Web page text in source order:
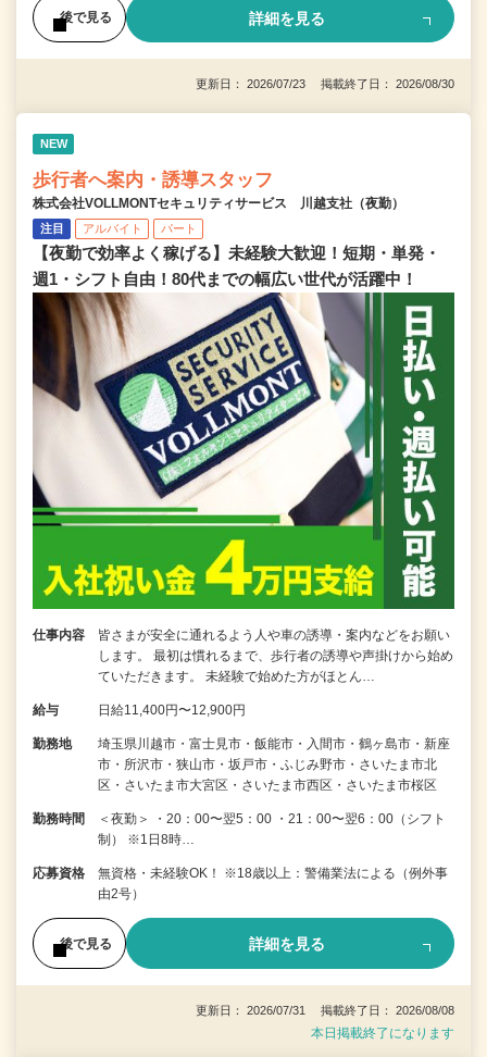
後で見る 詳細を見る
更新日： 2026/07/23 掲載終了日： 2026/08/30
NEW
歩行者へ案内・誘導スタッフ
株式会社VOLLMONTセキュリティサービス 川越支社（夜勤）
注目 アルバイト パート
【夜勤で効率よく稼げる】未経験大歓迎！短期・単発・
週1・シフト自由！80代までの幅広い世代が活躍中！
仕事内容
皆さまが安全に通れるよう人や車の誘導・案内などをお願い
します。 最初は慣れるまで、歩行者の誘導や声掛けから始め
ていただきます。 未経験で始めた方がほとん…
給与 日給11,400円〜12,900円
勤務地
埼玉県川越市・富士見市・飯能市・入間市・鶴ヶ島市・新座
市・所沢市・狭山市・坂戸市・ふじみ野市・さいたま市北
区・さいたま市大宮区・さいたま市西区・さいたま市桜区
勤務時間
＜夜勤＞ ・20：00〜翌5：00 ・21：00〜翌6：00（シフト
制） ※1日8時…
応募資格
無資格・未経験OK！ ※18歳以上：警備業法による（例外事
由2号）
後で見る 詳細を見る
更新日： 2026/07/31 掲載終了日： 2026/08/08
本日掲載終了になります